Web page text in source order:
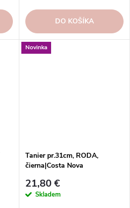
DO KOŠÍKA
Novinka
Tanier pr.31cm, RODA,
čierna|Costa Nova
21,80 €
Skladem